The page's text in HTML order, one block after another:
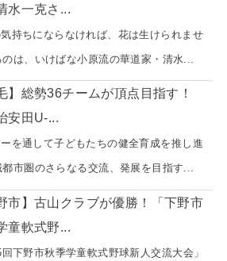
水一克さ...
気持ちにならなければ、花は生けられませ
は、いけばな小原流の華道家・清水...
】総勢36チームが頂点目指す！
安田U-...
を通して子どもたちの健全育成を推し進
市圏のさらなる交流、発展を目指す...
市】古山クラブが優勝！「下野市
童軟式野...
回下野市秋季学童軟式野球新人交流大会」